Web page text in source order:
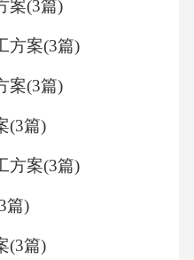
化同步性。食管压
监测跨肺压，精准
导PEEP设置及通气
）。神经电活动辅助
人机对抗导致的肺
度评估工具采用RA
，避免过度镇静抑
案(3篇)
方案(3篇)
案(3篇)
(3篇)
方案(3篇)
篇)
(3篇)